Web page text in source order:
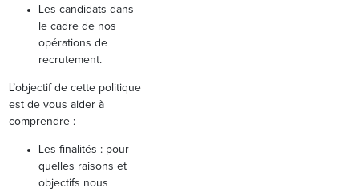
Les candidats dans
le cadre de nos
opérations de
recrutement.
L’objectif de cette politique
est de vous aider à
comprendre :
Les finalités : pour
quelles raisons et
objectifs nous